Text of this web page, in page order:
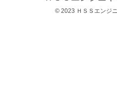
© 2023 ＨＳＳエンジ